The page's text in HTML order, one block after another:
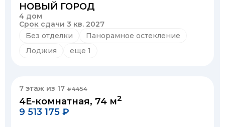
НОВЫЙ ГОРОД
4 дом
Срок сдачи 3 кв. 2027
Без отделки
Панорамное остекление
Лоджия
еще 1
7 этаж из 17 #4454
4Е-комнатная, 74 м2
9 513 175 ₽